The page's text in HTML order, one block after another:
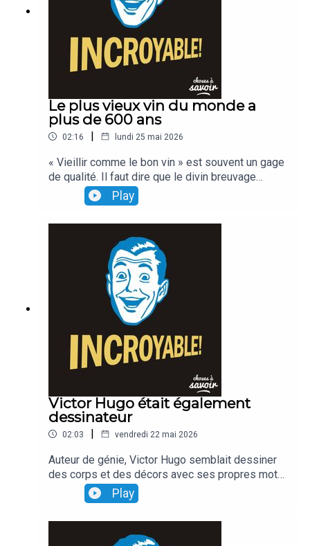
Le plus vieux vin du monde a
plus de 600 ans
02:16 | lundi 25 mai 2026
« Vieillir comme le bon vin » est souvent un gage
de qualité. Il faut dire que le divin breuvage
remonte parfois à Mathusalem... ou presque Celui
des hospices de Strasbourg, par exemple... a
près de 600 ans d'âge...
Play
Victor Hugo était également
dessinateur
02:03 | vendredi 22 mai 2026
Auteur de génie, Victor Hugo semblait dessiner
des corps et des décors avec ses propres mots.
Ce qui est moins connu, en revanche, c'est que
l'écrivain était également... dessinateur, et qu'il
faisait ses propres illustrations
Play